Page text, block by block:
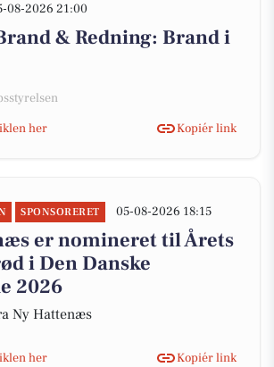
08-2026 21:00
& Redning: Brand i
her
Kopiér link
SPONSORERET 05-08-2026 18:15
er nomineret til Årets
i Den Danske
2026
Ny Hattenæs
her Kopiér link